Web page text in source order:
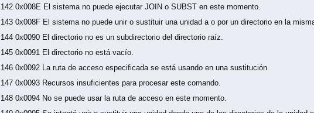
142 0x008E El sistema no puede ejecutar JOIN o SUBST en este momento.
143 0x008F El sistema no puede unir o sustituir una unidad a o por un directorio en la
144 0x0090 El directorio no es un subdirectorio del directorio raíz.
145 0x0091 El directorio no está vacío.
146 0x0092 La ruta de acceso especificada se está usando en una sustitución.
147 0x0093 Recursos insuficientes para procesar este comando.
148 0x0094 No se puede usar la ruta de acceso en este momento.